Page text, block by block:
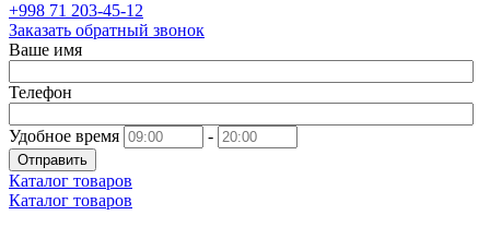
+998 71 203-45-12
Заказать обратный звонок
Ваше имя
Телефон
Удобное время -
Отправить
Каталог товаров
Каталог товаров